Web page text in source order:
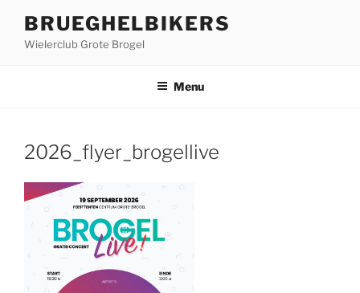
BRUEGHELBIKERS
Wielerclub Grote Brogel
Menu
2026_flyer_brogellive